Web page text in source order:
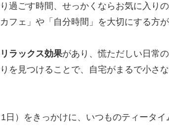
過ごす時間、せっかくならお気に入り
フェ」や「自分時間」を大切にする方
リラックス効果があり、慌ただしい日常
を見つけることで、自宅がまるで小さ
日）をきっかけに、いつものティータ